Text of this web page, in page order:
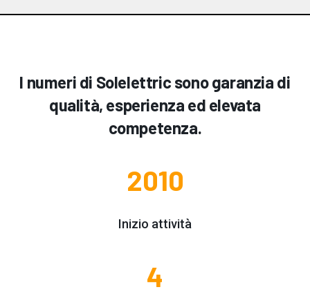
I numeri di Solelettric sono garanzia di
qualità, esperienza ed elevata
competenza.
2010
Inizio attività
4